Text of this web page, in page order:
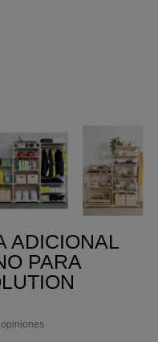
ADICIONAL
PARA
opiniones